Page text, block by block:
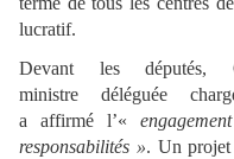
lucratif.
Devant les députés,
ministre déléguée
a affirmé l’«
responsabilités ». Un projet